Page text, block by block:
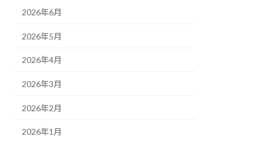
2026年6月
2026年5月
2026年4月
2026年3月
2026年2月
2026年1月